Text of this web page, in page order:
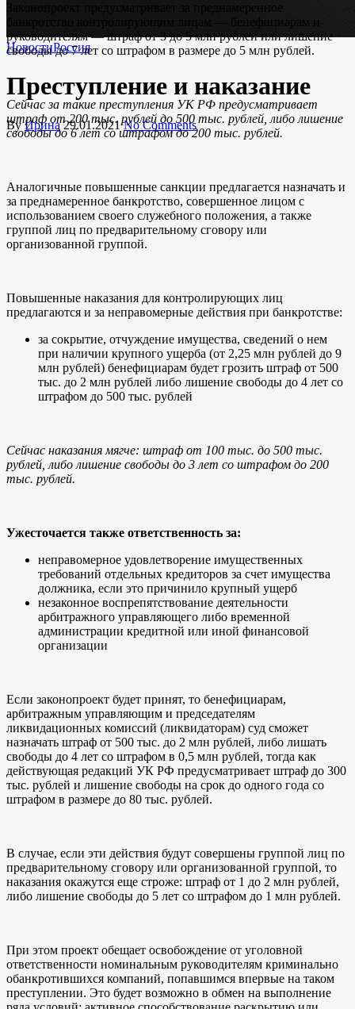
НовостиРоссия
Преступление и наказание
ByИрина 29.01.2021 No Comments
Законопроект предусматривает за преднамеренное
банкротство контролирующим лицам — бенефициарам и
руководителям — штраф от 3 до 5 млн рублей или лишение
свободы до 7 лет со штрафом в размере до 5 млн рублей.
Сейчас за такие преступления УК РФ предусматривает
штраф от 200 тыс. рублей до 500 тыс. рублей, либо лишение
свободы до 6 лет со штрафом до 200 тыс. рублей.
Аналогичные повышенные санкции предлагается назначать и
за преднамеренное банкротство, совершенное лицом с
использованием своего служебного положения, а также
группой лиц по предварительному сговору или
организованной группой.
Повышенные наказания для контролирующих лиц
предлагаются и за неправомерные действия при банкротстве:
за сокрытие, отчуждение имущества, сведений о нем
при наличии крупного ущерба (от 2,25 млн рублей до 9
млн рублей) бенефициарам будет грозить штраф от 500
тыс. до 2 млн рублей либо лишение свободы до 4 лет со
штрафом до 500 тыс. рублей
Сейчас наказания мягче: штраф от 100 тыс. до 500 тыс.
рублей, либо лишение свободы до 3 лет со штрафом до 200
тыс. рублей.
Ужесточается также ответственность за:
неправомерное удовлетворение имущественных
требований отдельных кредиторов за счет имущества
должника, если это причинило крупный ущерб
незаконное воспрепятствование деятельности
арбитражного управляющего либо временной
администрации кредитной или иной финансовой
организации
Если законопроект будет принят, то бенефициарам,
арбитражным управляющим и председателям
ликвидационных комиссий (ликвидаторам) суд сможет
назначать штраф от 500 тыс. до 2 млн рублей, либо лишать
свободы до 4 лет со штрафом в 0,5 млн рублей, тогда как
действующая редакций УК РФ предусматривает штраф до 300
тыс. рублей и лишение свободы на срок до одного года со
штрафом в размере до 80 тыс. рублей.
В случае, если эти действия будут совершены группой лиц по
предварительному сговору или организованной группой, то
наказания окажутся еще строже: штраф от 1 до 2 млн рублей,
либо лишение свободы до 5 лет со штрафом до 1 млн рублей.
При этом проект обещает освобождение от уголовной
ответственности номинальным руководителям криминально
обанкротившихся компаний, попавшимся впервые на таком
преступлении. Это будет возможно в обмен на выполнение